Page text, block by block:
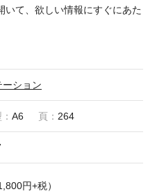
いて、欲しい情報にすぐにあた
ーション
A6 頁： 264
円+税）